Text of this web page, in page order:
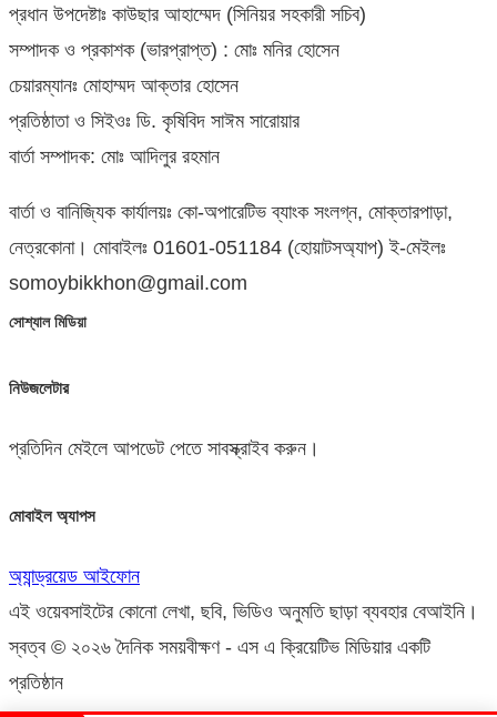
প্রধান উপদেষ্টাঃ কাউছার আহাম্মেদ (সিনিয়র সহকারী সচিব)
সম্পাদক ও প্রকাশক (ভারপ্রাপ্ত) : মোঃ মনির হোসেন
চেয়ারম্যানঃ মোহাম্মদ আক্তার হোসেন
প্রতিষ্ঠাতা ও সিইওঃ ডি. কৃষিবিদ সাঈম সারোয়ার
বার্তা সম্পাদক: মোঃ আদিলুর রহমান
বার্তা ও বানিজ্যিক কার্যালয়ঃ কো-অপারেটিভ ব্যাংক সংলগ্ন, মোক্তারপাড়া,
নেত্রকোনা। মোবাইলঃ 01601-051184 (হোয়াটসঅ্যাপ) ই-মেইলঃ
somoybikkhon@gmail.com
সোশ্যাল মিডিয়া
নিউজলেটার
প্রতিদিন মেইলে আপডেট পেতে সাবস্ক্রাইব করুন।
মোবাইল অ্যাপস
অ্যান্ড্রয়েড আইফোন
এই ওয়েবসাইটের কোনো লেখা, ছবি, ভিডিও অনুমতি ছাড়া ব্যবহার বেআইনি।
স্বত্ব © ২০২৬ দৈনিক সময়বীক্ষণ - এস এ ক্রিয়েটিভ মিডিয়ার একটি
প্রতিষ্ঠান